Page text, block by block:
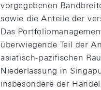
vorgegebenen
sowie die Anteile der
Das
überwiegende Teil der
asiatisch-pazifischen
Niederlassung in
insbesondere der